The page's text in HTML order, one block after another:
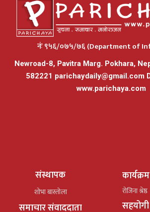
नंः ९५६/०७५/७६ (Department of
Newroad-8, Pavitra Marg. Pokhara,
582221 parichaydaily@gmail.com
www.parichaya.com
संस्थापक
शोभा बास्तोला
समाचार संवाददाता
रोजिना श्रेष्ठ
सहयोगी